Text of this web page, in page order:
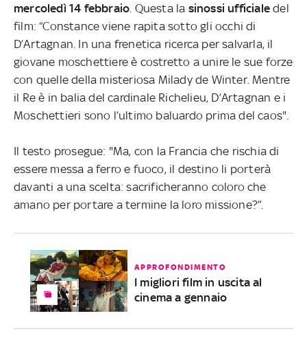
mercoledì 14 febbraio . Questa la sinossi ufficiale del
film: “Constance viene rapita sotto gli occhi di
D’Artagnan. In una frenetica ricerca per salvarla, il
giovane moschettiere è costretto a unire le sue forze
con quelle della misteriosa Milady de Winter. Mentre
il Re è in balia del cardinale Richelieu, D’Artagnan e i
Moschettieri sono l’ultimo baluardo prima del caos".
Il testo prosegue: "Ma, con la Francia che rischia di
essere messa a ferro e fuoco, il destino li porterà
davanti a una scelta: sacrificheranno coloro che
amano per portare a termine la loro missione?”.
APPROFONDIMENTO
I migliori film in uscita al
cinema a gennaio